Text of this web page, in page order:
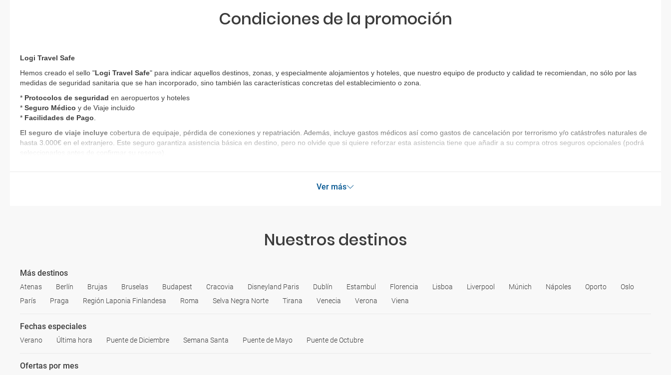
Condiciones de la promoción
Logi Travel Safe
Hemos creado el sello "Logi Travel Safe" para indicar aquellos destinos, zonas, y especialmente alojamientos y hoteles, que nuestro equipo de producto y calidad te recomiendan, no sólo por las
medidas de seguridad sanitaria que se han incorporado, sino también las características concretas del establecimiento o zona.
* Protocolos de seguridad en aeropuertos y hoteles
* Seguro Médico y de Viaje incluido
* Facilidades de Pago
El seguro de viaje incluye cobertura de equipaje, pérdida de conexiones y repatriación. Además, incluye gastos médicos así como gastos de cancelación por terrorismo y/o catástrofes naturales de
hasta 3.000€ en el extranjero. Este seguro garantiza asistencia básica en destino, pero no olvide que si quiere reforzar esta asistencia tiene que añadir a su compra otros seguros opcionales (podrá
seleccionarlos antes de confirmar su reserva).
Ver más
Nuestros destinos
Más destinos
Atenas Berlín Brujas Bruselas Budapest Cracovia Disneyland Paris Dublín Estambul Florencia Lisboa Liverpool Múnich Nápoles Oporto
Oslo
París
Praga Región Laponia Finlandesa Roma Selva Negra Norte Tirana Venecia Verona Viena
Fechas especiales
Verano Última hora Puente de Diciembre Semana Santa Puente de Mayo Puente de Octubre
Ofertas por mes